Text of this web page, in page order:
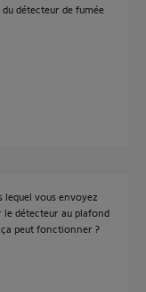
détecteur de fumée
vous envoyez
le détecteur au plafond
peut fonctionner ?